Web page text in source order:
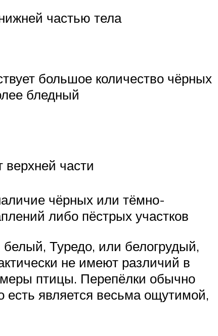
частью тела
большое количество чёрных
бледный
верхней части
чёрных или тёмно-
либо пёстрых участков
Туредо, или белогрудый,
не имеют различий в
птицы. Перепёлки обычно
есть является весьма ощутимой,